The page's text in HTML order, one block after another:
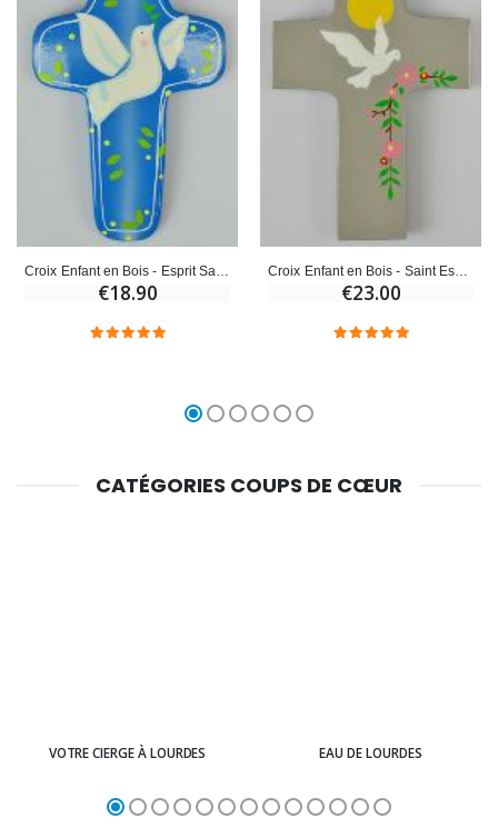
€18.90 €23.00
CATÉGORIES COUPS DE CŒUR
VOTRE CIERGE À LOURDES EAU DE LOURDES